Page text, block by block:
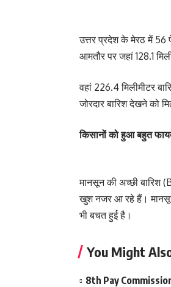
उत्तर प्रदेश के मेरठ में 56
आमतौर पर जहां 128.1
वहां 226.4 मिलीमीटर
जोरदार बारिश देखने को
किसानों को हुआ बहुत
मानसून की अच्छी बारिश
खुश नजर आ रहे हैं।
भी बचत हुई है।
You Might
8th Pay